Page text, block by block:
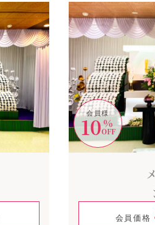
会員様
10%
OFF
会員価格